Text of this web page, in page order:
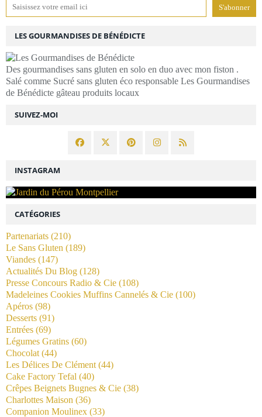
SUIVEZ-MOI
LES GOURMANDISES DE BÉNÉDICTE
Des gourmandises sans gluten en solo en duo avec mon fiston .
Salé comme Sucré sans gluten éco responsable Les Gourmandises
de Bénédicte gâteau produits locaux
INSTAGRAM
CATÉGORIES
Partenariats (210)
Le Sans Gluten (189)
Viandes (147)
Actualités Du Blog (128)
Presse Concours Radio & Cie (108)
Madeleines Cookies Muffins Cannelés & Cie (100)
Apéros (98)
Desserts (91)
Entrées (69)
Légumes Gratins (60)
Chocolat (44)
Les Délices De Clément (44)
Cake Factory Tefal (40)
Crêpes Beignets Bugnes & Cie (38)
Charlottes Maison (36)
Companion Moulinex (33)